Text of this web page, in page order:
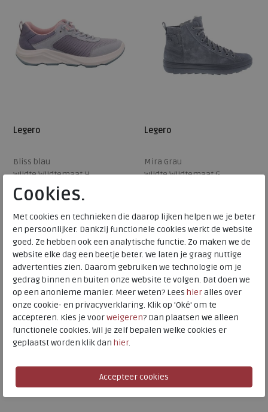
Legero
Bliss blau
wijdte Wijdtemaat H
€ 109,95
Beschikbare maten
5
Legero
Mira Grau
wijdte Wijdtemaat G
Beschikbare maten
8
Cookies.
Met cookies en technieken die daarop lijken helpen we je beter
en persoonlijker. Dankzij functionele cookies werkt de website
goed. Ze hebben ook een analytische functie. Zo maken we de
website elke dag een beetje beter. We laten je graag nuttige
advertenties zien. Daarom gebruiken we technologie om je
gedrag binnen en buiten onze website te volgen. Dat doen we
op een anonieme manier. Meer weten? Lees hieralles over
onze cookie- en privacyverklaring. Klik op 'Oké' om te
accepteren. Kies je voorweigeren? Dan plaatsen we alleen
functionele cookies. Wil je zelf bepalen welke cookies er
geplaatst worden klik dan hier.